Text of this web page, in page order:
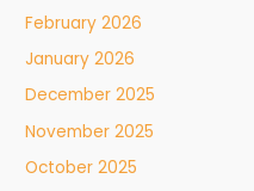
February 2026
January 2026
December 2025
November 2025
October 2025